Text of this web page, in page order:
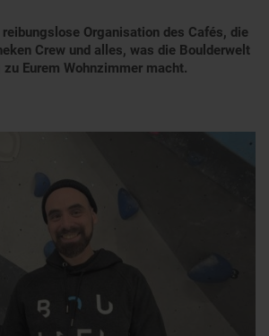
reibungslose Organisation des Cafés, die
Crew und alles, was die Boulderwelt
zu Eurem Wohnzimmer macht.